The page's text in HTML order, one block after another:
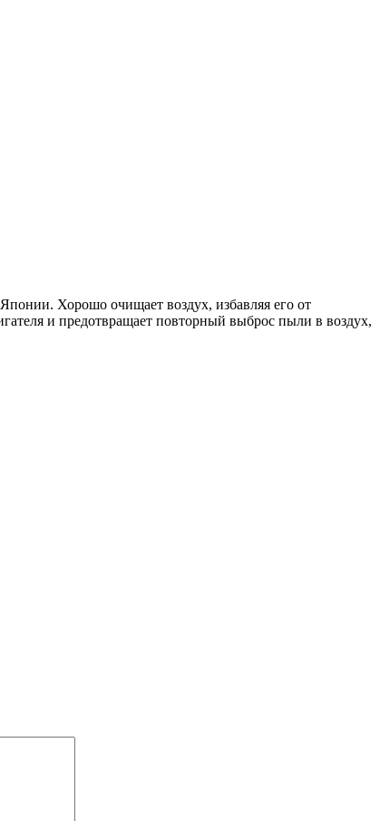
Хорошо очищает воздух, избавляя его от
и предотвращает повторный выброс пыли в воздух,